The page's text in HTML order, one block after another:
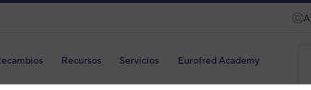
Recursos Servicios Eurofred Academy